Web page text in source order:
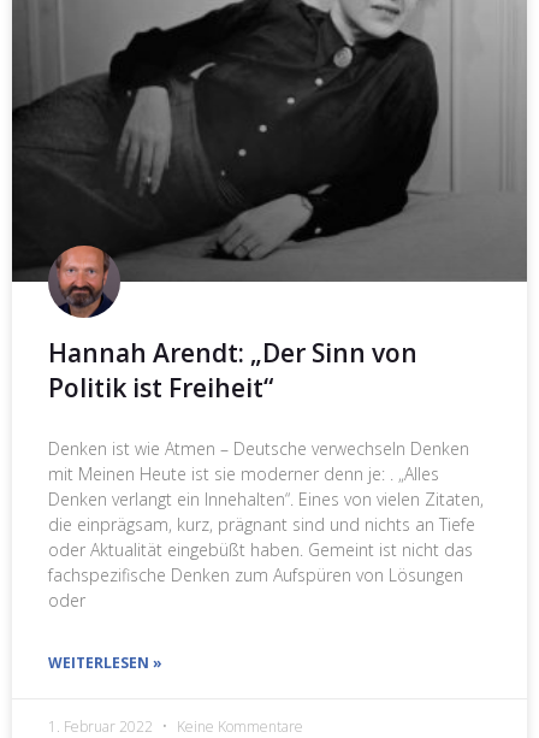
Hannah Arendt: „Der Sinn von
Politik ist Freiheit“
Denken ist wie Atmen – Deutsche verwechseln Denken
mit Meinen Heute ist sie moderner denn je: . „Alles
Denken verlangt ein Innehalten“. Eines von vielen Zitaten,
die einprägsam, kurz, prägnant sind und nichts an Tiefe
oder Aktualität eingebüßt haben. Gemeint ist nicht das
fachspezifische Denken zum Aufspüren von Lösungen
oder
WEITERLESEN »
1. Februar 2022 Keine Kommentare